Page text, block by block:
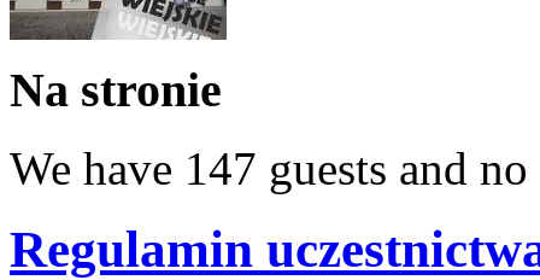
Na stronie
We have 147 guests and
Regulamin